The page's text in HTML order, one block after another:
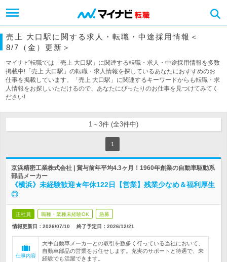
売上 大口駅に関する求人・転職・中途採用情報＜
8/7（金）更新＞
マイナビ転職では「売上 大口駅」に関連する転職・求人・中途採用情報を多数
掲載中!「売上 大口駅」の転職・求人情報を探しているあなたにおすすめのお
仕事を掲載しています。「売上 大口駅」に関連するキーワードからも転職・求
人情報をお探しいただけるので、あなたにぴったりのお仕事を見つけてみてく
ださい!
1～3件 (全3件中)
1
京浜精密工業株式会社 | 賞与前年平均4.3ヶ月！1960年創業の自動車駆動系
部品メーカー
《横浜》未経験歓迎★年休122日【営業】残業少なめ＆福利厚生
◎
正社員 職種・業種未経験OK 急募
情報更新日：2026/07/10 終了予定日： 2026/12/21
仕事内容
大手自動車メーカーとの取引を数多く行っている当社において、
自動車部品の営業をお任せします。充実のサポートと待遇で、未
経験でも活躍できます。